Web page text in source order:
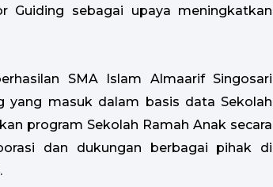
Guiding sebagai upaya meningkatkan
SMA Islam Almaarif Singosari
yang masuk dalam basis data Sekolah
program Sekolah Ramah Anak secara
dan dukungan berbagai pihak di